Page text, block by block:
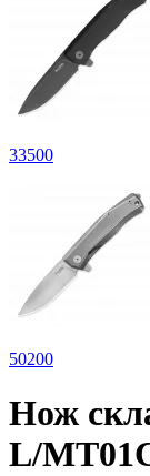
33500
50200
Нож
L/